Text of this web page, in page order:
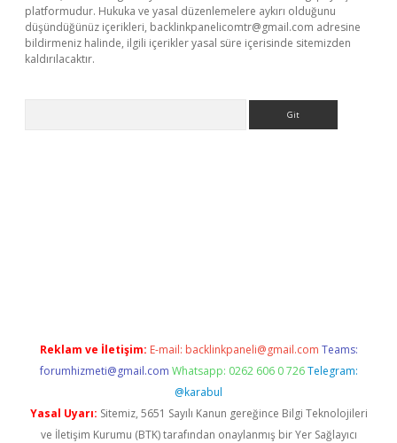
platformudur. Hukuka ve yasal düzenlemelere aykırı olduğunu
düşündüğünüz içerikleri, backlinkpanelicomtr@gmail.com adresine
bildirmeniz halinde, ilgili içerikler yasal süre içerisinde sitemizden
kaldırılacaktır.
Reklam ve İletişim: E-mail: backlinkpaneli@gmail.com Teams:
forumhizmeti@gmail.com Whatsapp: 0262 606 0 726 Telegram:
@karabul
Yasal Uyarı: Sitemiz, 5651 Sayılı Kanun gereğince Bilgi Teknolojileri
ve İletişim Kurumu (BTK) tarafından onaylanmış bir Yer Sağlayıcı